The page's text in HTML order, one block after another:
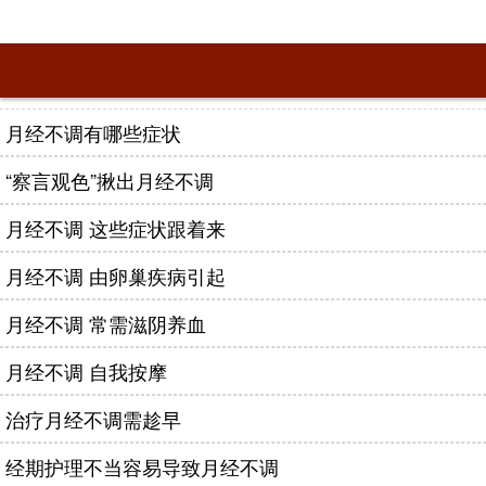
月经不调有哪些症状
“察言观色”揪出月经不调
月经不调 这些症状跟着来
月经不调 由卵巢疾病引起
月经不调 常需滋阴养血
月经不调 自我按摩
治疗月经不调需趁早
经期护理不当容易导致月经不调